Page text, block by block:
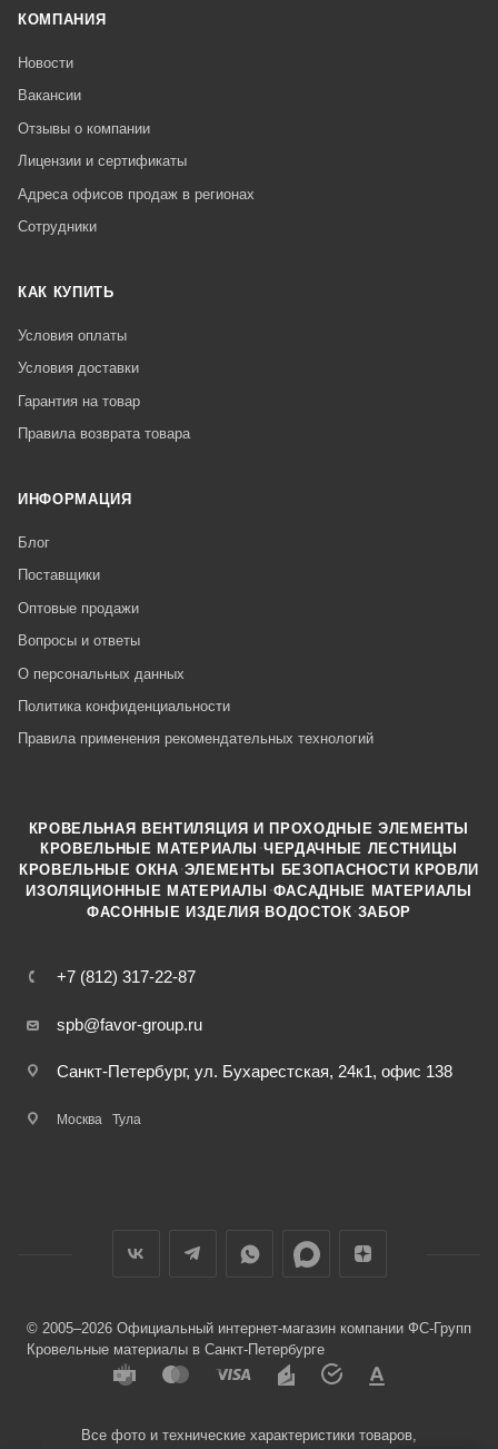
КОМПАНИЯ
Новости
Вакансии
Отзывы о компании
Лицензии и сертификаты
Адреса офисов продаж в регионах
Сотрудники
КАК КУПИТЬ
Условия оплаты
Условия доставки
Гарантия на товар
Правила возврата товара
ИНФОРМАЦИЯ
Блог
Поставщики
Оптовые продажи
Вопросы и ответы
О персональных данных
Политика конфиденциальности
Правила применения рекомендательных технологий
+7 (812) 317-22-87
spb@favor-group.ru
Санкт-Петербург, ул. Бухарестская, 24к1, офис 138
Москва Тула
КРОВЕЛЬНАЯ ВЕНТИЛЯЦИЯ И ПРОХОДНЫЕ ЭЛЕМЕНТЫ
КРОВЕЛЬНЫЕ МАТЕРИАЛЫ ·ЧЕРДАЧНЫЕ ЛЕСТНИЦЫ
КРОВЕЛЬНЫЕ ОКНА ·ЭЛЕМЕНТЫ БЕЗОПАСНОСТИ КРОВЛИ
ИЗОЛЯЦИОННЫЕ МАТЕРИАЛЫ ·ФАСАДНЫЕ МАТЕРИАЛЫ
ФАСОННЫЕ ИЗДЕЛИЯ ·ВОДОСТОК ·ЗАБОР
© 2005–2026 Официальный интернет-магазин компании ФС-Групп
Кровельные материалы в Санкт-Петербурге
Все фото и технические характеристики товаров,